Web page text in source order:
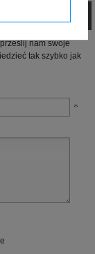
nam swoje
tak szybko jak